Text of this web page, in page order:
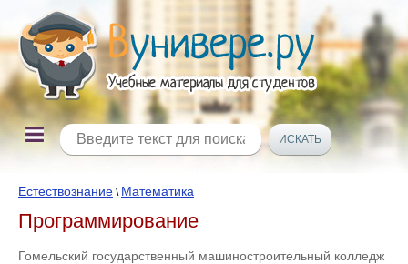
Естествознание \ Математика
Программирование
Гомельский государственный машиностроительный колледж